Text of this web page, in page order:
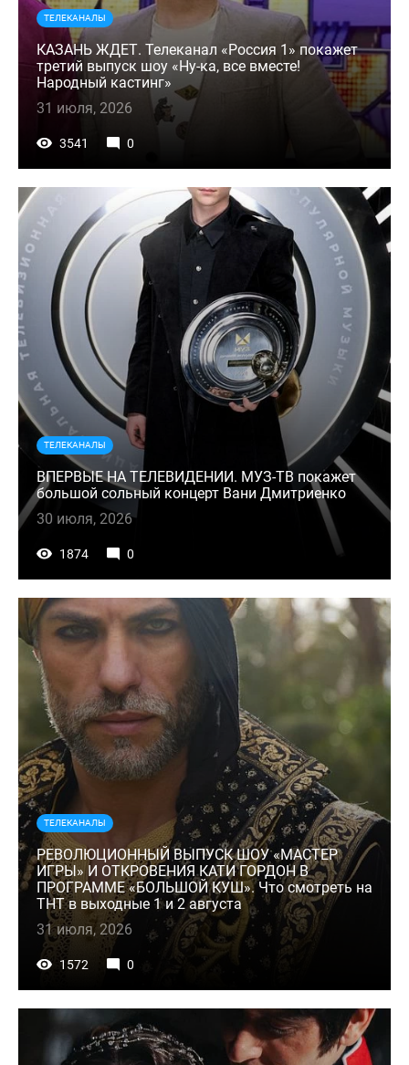
ТЕЛЕКАНАЛЫ
КАЗАНЬ ЖДЕТ. Телеканал «Россия 1» покажет
третий выпуск шоу «Ну-ка, все вместе!
Народный кастинг»
31 июля, 2026
3541 0
ТЕЛЕКАНАЛЫ
ВПЕРВЫЕ НА ТЕЛЕВИДЕНИИ. МУЗ-ТВ покажет
большой сольный концерт Вани Дмитриенко
30 июля, 2026
1874 0
ТЕЛЕКАНАЛЫ
РЕВОЛЮЦИОННЫЙ ВЫПУСК ШОУ «МАСТЕР
ИГРЫ» И ОТКРОВЕНИЯ КАТИ ГОРДОН В
ПРОГРАММЕ «БОЛЬШОЙ КУШ». Что смотреть на
ТНТ в выходные 1 и 2 августа
31 июля, 2026
1572 0